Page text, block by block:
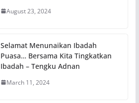
August 23, 2024
Selamat Menunaikan Ibadah
Puasa… Bersama Kita Tingkatkan
Ibadah – Tengku Adnan
March 11, 2024